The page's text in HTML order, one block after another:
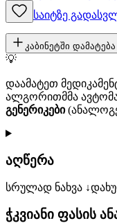
საიტზე
კაბინეტში დამატება
💡
დაამატეთ
ალგორითმმა
გენერიკები
აღწერა
სრულად ნახვა ↓
ჭკვიანი ფასის